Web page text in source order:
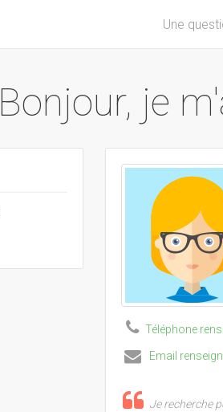
Une
Bonjour, je
Téléphone
Email
Je recherche